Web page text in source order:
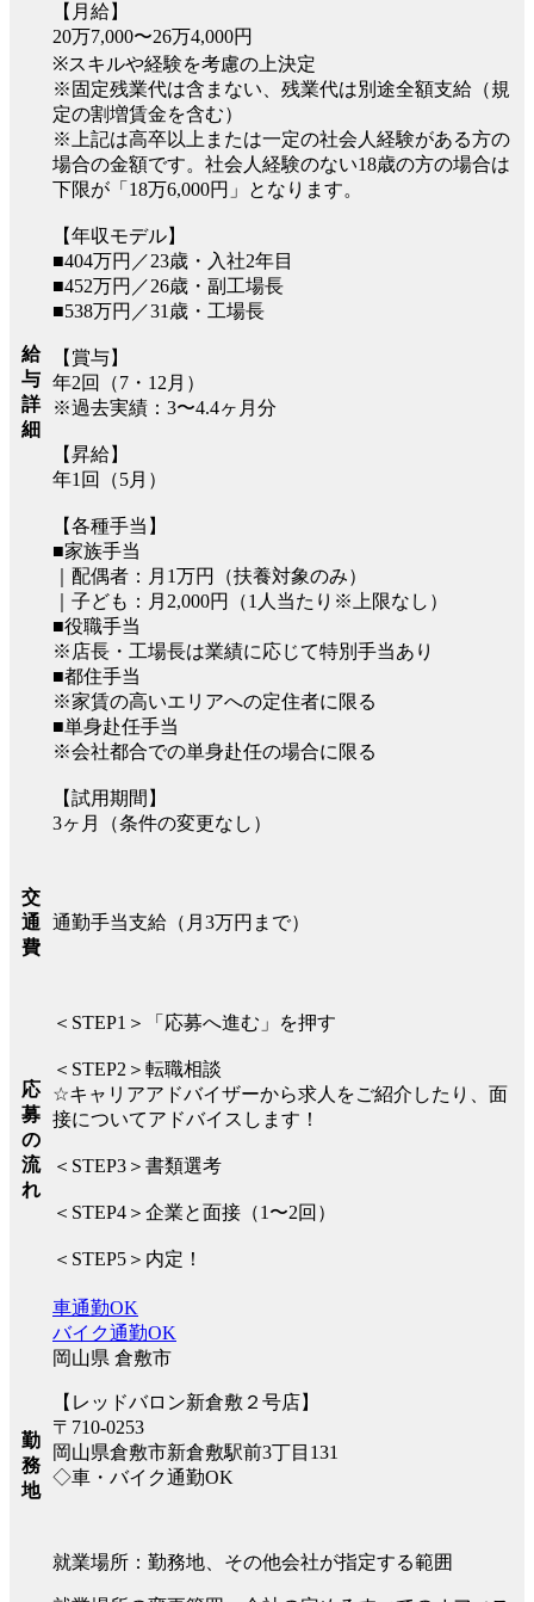
給
与
詳
細
【月給】
20万7,000〜26万4,000円
※スキルや経験を考慮の上決定
※固定残業代は含まない、残業代は別途全額支給（規
定の割増賃金を含む）
※上記は高卒以上または一定の社会人経験がある方の
場合の金額です。社会人経験のない18歳の方の場合は
下限が「18万6,000円」となります。
【年収モデル】
■404万円／23歳・入社2年目
■452万円／26歳・副工場長
■538万円／31歳・工場長
【賞与】
年2回（7・12月）
※過去実績：3〜4.4ヶ月分
【昇給】
年1回（5月）
【各種手当】
■家族手当
｜配偶者：月1万円（扶養対象のみ）
｜子ども：月2,000円（1人当たり※上限なし）
■役職手当
※店長・工場長は業績に応じて特別手当あり
■都住手当
※家賃の高いエリアへの定住者に限る
■単身赴任手当
※会社都合での単身赴任の場合に限る
【試用期間】
3ヶ月（条件の変更なし）
交
通
費
通勤手当支給（月3万円まで）
応
募
の
流
れ
＜STEP1＞「応募へ進む」を押す
＜STEP2＞転職相談
☆キャリアアドバイザーから求人をご紹介したり、面
接についてアドバイスします！
＜STEP3＞書類選考
＜STEP4＞企業と面接（1〜2回）
＜STEP5＞内定！
勤
務
地
車通勤OK
バイク通勤OK
岡山県 倉敷市
【レッドバロン新倉敷２号店】
〒710-0253
岡山県倉敷市新倉敷駅前3丁目131
◇車・バイク通勤OK
就業場所：勤務地、その他会社が指定する範囲